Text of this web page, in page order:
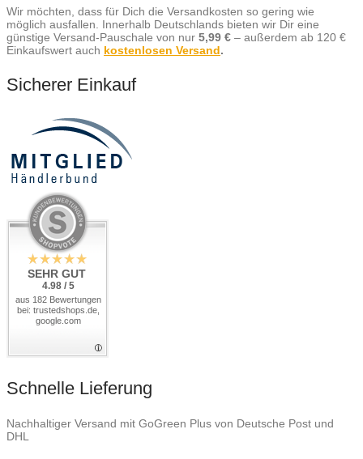
Wir möchten, dass für Dich die Versandkosten so gering wie
möglich ausfallen. Innerhalb Deutschlands bieten wir Dir eine
günstige Versand-Pauschale von nur 5,99 € – außerdem ab 120 €
Einkaufswert auch kostenlosen Versand.
Sicherer Einkauf
SEHR GUT
4.98 / 5
aus 182 Bewertungen
bei: trustedshops.de,
google.com
Schnelle Lieferung
Nachhaltiger Versand mit GoGreen Plus von Deutsche Post und
DHL